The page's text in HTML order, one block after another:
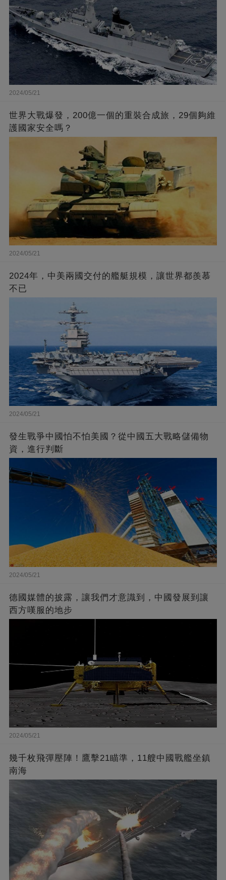
2024/05/21
世界大戰爆發，200億一個的重裝合成旅，29個夠維
護國家安全嗎？
2024/05/21
2024年，中美兩國交付的艦艇規模，讓世界都羨慕
不已
2024/05/21
發生戰爭中國怕不怕美國？從中國五大戰略儲備物
資，進行判斷
2024/05/21
德國媒體的披露，讓我們才意識到，中國發展到讓
西方嘆服的地步
2024/05/21
幾千枚飛彈壓陣！鷹擊21瞄準，11艘中國戰艦坐鎮
南海